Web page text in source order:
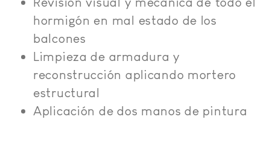
hormigón en mal estado de los
balcones
Limpieza de armadura y
reconstrucción aplicando mortero
estructural
Aplicación de dos manos de pintura